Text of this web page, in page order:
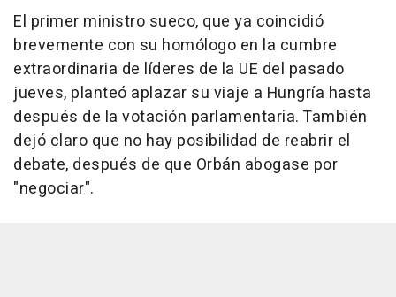
El primer ministro sueco, que ya coincidió
brevemente con su homólogo en la cumbre
extraordinaria de líderes de la UE del pasado
jueves, planteó aplazar su viaje a Hungría hasta
después de la votación parlamentaria. También
dejó claro que no hay posibilidad de reabrir el
debate, después de que Orbán abogase por
"negociar".